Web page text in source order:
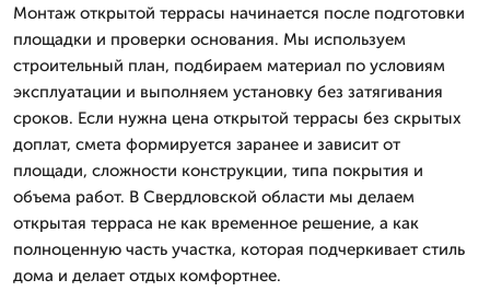
Монтаж открытой террасы начинается после подготовки
площадки и проверки основания. Мы используем
строительный план, подбираем материал по условиям
эксплуатации и выполняем установку без затягивания
сроков. Если нужна цена открытой террасы без скрытых
доплат, смета формируется заранее и зависит от
площади, сложности конструкции, типа покрытия и
объема работ. В Свердловской области мы делаем
открытая терраса не как временное решение, а как
полноценную часть участка, которая подчеркивает стиль
дома и делает отдых комфортнее.